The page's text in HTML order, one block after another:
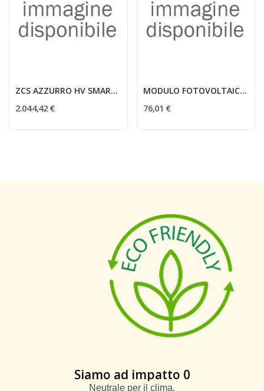
ZCS AZZURRO HV SMART 5K
2.044,42 €
MODULO FOTOVOLTAICO XMHC440BFDGKLBW+H SUNERG...
76,01 €
Siamo ad impatto 0
Neutrale per il clima.